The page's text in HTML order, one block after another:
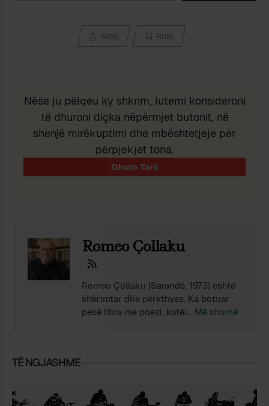
Ndaj Ruaj
Nëse ju pëlqeu ky shkrim, lutemi konsideroni
të dhuroni diçka nëpërmjet butonit, në
shenjë mirëkuptimi dhe mbështetjeje për
përpjekjet tona.
Romeo Çollaku
Romeo Çollaku (Sarandë, 1973) është
shkrimtar dhe përkthyes. Ka botuar
pesë libra me poezi, katër në prozë
vlerësuar me Çmimin Kombëtar të
përkthyes me Çmimin Kombëtar
Më shumë
TË NGJASHME